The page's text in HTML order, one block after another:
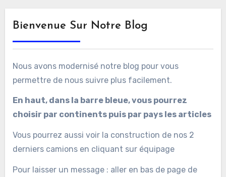
Bienvenue Sur Notre Blog
Nous avons modernisé notre blog pour vous
permettre de nous suivre plus facilement.
En haut, dans la barre bleue, vous pourrez
choisir par continents puis par pays les articles
Vous pourrez aussi voir la construction de nos 2
derniers camions en cliquant sur équipage
Pour laisser un message : aller en bas de page de